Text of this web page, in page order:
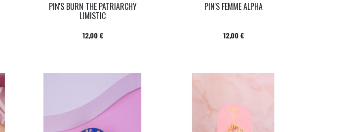
PIN'S BURN THE PATRIARCHY
LIMISTIC
Prix
12,00 €
PIN'S FEMME ALPHA
Prix
12,00 €